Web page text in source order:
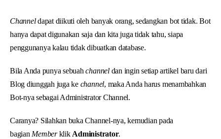
Channeldapat diikuti oleh banyak orang, sedangkan bot tidak. Bot
hanya dapat digunakan saja dan kita juga tidak tahu, siapa
penggunanya kalau tidak dibuatkan database.
Bila Anda punya sebuahchanneldan ingin setiap artikel baru dari
Blog diunggah juga ke channel, maka Anda harus menambahkan
Bot-nya sebagai Administrator Channel.
Caranya? Silahkan buka Channel-nya, kemudian pada
bagian Memberklik Administrator.